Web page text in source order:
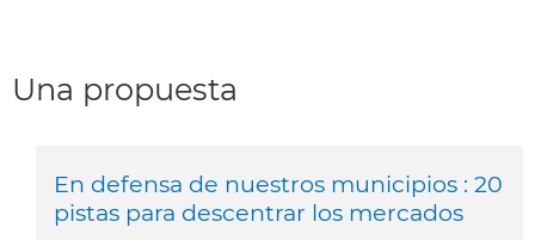
Una propuesta
En defensa de nuestros municipios : 20
pistas para descentrar los mercados